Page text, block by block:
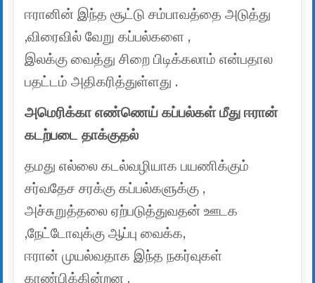
ஈரானின் இந்த சூட்டு சம்பாவத்தை அடுத்து
,விரைவில் வேறு கப்பல்களை ,
இலக்கு வைத்து சிறை பிடிக்கலாம் என்பதால
பதட்டம் அதிகரித்துள்ளது .
அமெரிக்கா எண்ணெய் கப்பல்கள் மீது ஈரான்
கடற்படை தாக்குதல்
தமது எல்லை கடல்வழியாக பயணிக்கும்
சர்வதேச சரக்கு கப்பல்களுக்கு ,
அச்சுறுத்தலை ஏற்படுத்துவதன் ஊடக
,நேட்டோவுக்கு ஆப்பு வைக்க,
ஈரான் முயல்வதாக இந்த நகர்வுகள்
காண்பிக்கின்றன .